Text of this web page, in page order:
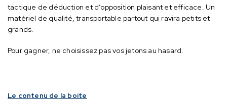
tactique de déduction et d’opposition plaisant et efficace. Un
matériel de qualité, transportable partout qui ravira petits et
grands.
Pour gagner, ne choisissez pas vos jetons au hasard.
Le contenu de la boite